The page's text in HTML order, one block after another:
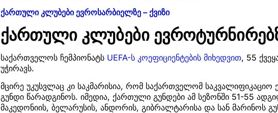
ქართული კლუბები ევროსარბიელზე – ქვიზი
ქართული კლუბები
საქართველოს ჩემპიონატს UEFA-ს კოეფიციენტების მიხედვით, 55
უჭირავს.
მცირე უკუსვლაც კი საკმარისია, რომ საქართველომ საკვალიფიკაციო
გუნდი წარადგინოს. იმედია, ქართული გუნდები ამ სეზონში 51-55
მაკედონიის, ბელარუსის, ანდორის, გიბრალტარისა და სან მარინოს